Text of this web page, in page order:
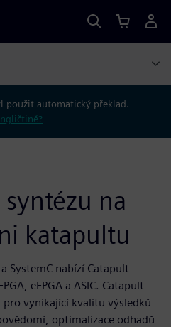
použit automatický překlad.
na
katapultu
SystemC nabízí Catapult
eFPGA a ASIC. Catapult
vynikající kvalitu výsledků
optimalizace odhadů